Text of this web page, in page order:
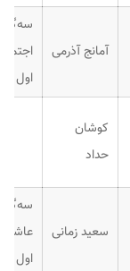
آمانج آذرمی
اول
کوشان
حداد
سعید زمانی
اول